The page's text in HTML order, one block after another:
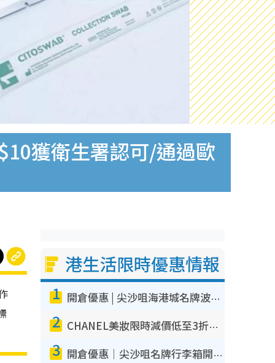
獲衛生署認可/通過歐
港生活限時優惠情報
1 開倉優惠 | 尖沙咀海港城名牌波鞋開倉低至1折！On鞋$899起／Joy&Peace鞋履$98起
2 CHANEL美妝限時減價低至3折！人氣粉底/唇膏/精華液低至$275！COCO香水都有平
3 開倉優惠｜尖沙咀名牌行李箱開倉低至4折！一連5日 American Tourister/ace./Hallmark $200起！